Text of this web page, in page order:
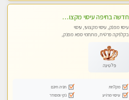
חדשה בחיפה עיסוי מקצועי מזמינה אותך למסאז' באווירה נעימה ומרגיע לנפש.+ אבנים חמות וכוסות רוח מומלץ מאוד
עיסוי מפנק, עיסוי מקצועי, עיסוי
בקלניקה פרטית, מתחמי ספא מפנק,
פלטינה
מקלחת
חניה חינם
עיסוי מרגיע
נקי ומסודר